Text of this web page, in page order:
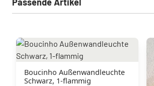
Boucinho Außenwandleuchte
Schwarz, 1-flammig